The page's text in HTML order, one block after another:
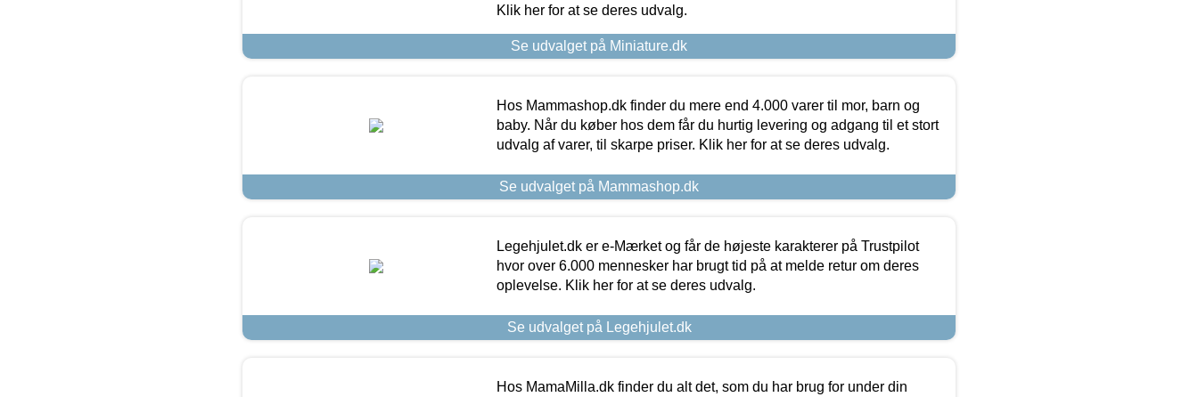
Klik her for at se deres udvalg.
Se udvalget på Miniature.dk
Hos Mammashop.dk finder du mere end 4.000 varer til mor, barn og
baby. Når du køber hos dem får du hurtig levering og adgang til et stort
udvalg af varer, til skarpe priser. Klik her for at se deres udvalg.
Se udvalget på Mammashop.dk
Legehjulet.dk er e-Mærket og får de højeste karakterer på Trustpilot
hvor over 6.000 mennesker har brugt tid på at melde retur om deres
oplevelse. Klik her for at se deres udvalg.
Se udvalget på Legehjulet.dk
Hos MamaMilla.dk finder du alt det, som du har brug for under din